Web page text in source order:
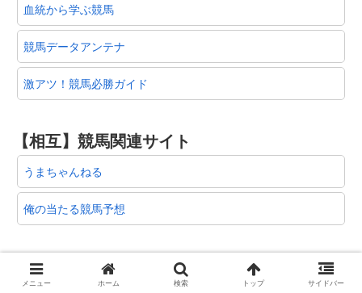
血統から学ぶ競馬
競馬データアンテナ
激アツ！競馬必勝ガイド
【相互】競馬関連サイト
うまちゃんねる
俺の当たる競馬予想
【相互】アンテナサイト
メニュー ホーム 検索 トップ サイドバー